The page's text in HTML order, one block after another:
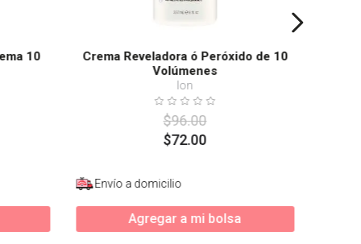
10
Crema Reveladora ó Peróxido de 10
Volúmenes
Ion
$96.00
$72.00
Envío a domicilio
Agregar a mi bolsa